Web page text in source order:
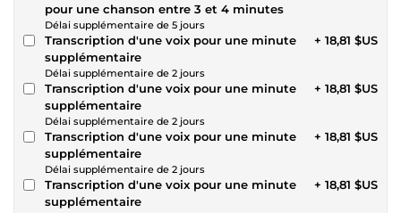
pour une chanson entre 3 et 4 minutes
Délai supplémentaire de 5 jours
Transcription d'une voix pour une minute
supplémentaire
Délai supplémentaire de 2 jours
+ 18,81 $US
Transcription d'une voix pour une minute
supplémentaire
Délai supplémentaire de 2 jours
+ 18,81 $US
Transcription d'une voix pour une minute
supplémentaire
Délai supplémentaire de 2 jours
+ 18,81 $US
Transcription d'une voix pour une minute
supplémentaire
+ 18,81 $US